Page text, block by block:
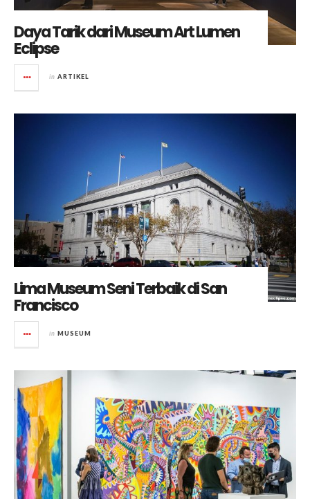
Daya Tarik dari Museum Art Lumen
Eclipse
in ARTIKEL
Lima Museum Seni Terbaik di San
Francisco
in MUSEUM